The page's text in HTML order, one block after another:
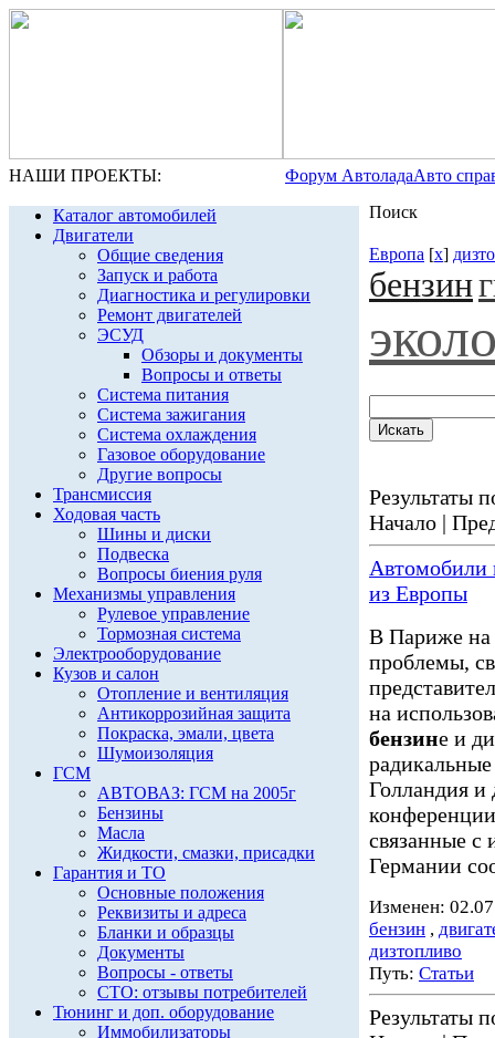
НАШИ ПРОЕКТЫ: Форум АвтоладаАвто
Каталог автомобилей
Двигатели
Общие сведения
Запуск и работа
Диагностика и регулировки
Ремонт двигателей
ЭСУД
Обзоры и документы
Вопросы и ответы
Система питания
Система зажигания
Система охлаждения
Газовое оборудование
Другие вопросы
Трансмиссия
Ходовая часть
Шины и диски
Подвеска
Вопросы биения руля
Механизмы управления
Рулевое управление
Тормозная система
Электрооборудование
Кузов и салон
Отопление и вентиляция
Антикоррозийная защита
Покраска, эмали, цвета
Шумоизоляция
ГСМ
АВТОВАЗ: ГСМ на 2005г
Бензины
Масла
Жидкости, смазки, присадки
Гарантия и ТО
Основные положения
Реквизиты и адреса
Бланки и образцы
Документы
Вопросы - ответы
СТО: отзывы потребителей
Тюнинг и доп. оборудование
Иммобилизаторы
Поиск
Европа [x]
бензин
Результаты
Начало |
из Европы
В Париже
проблемы,
на
бензине и
Голландия
связанные с
Германии
Изменен:
бензин ,
дизтопливо
Путь: Статьи
Результаты